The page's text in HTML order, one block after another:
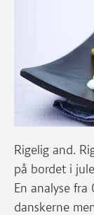
Rigelig and.
på bordet i
En analyse
danskerne